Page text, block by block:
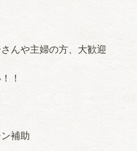
んや主婦の方、大歓迎
！
補助